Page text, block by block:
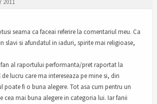
2011
seama ca faceai referire la comentariul meu. Ca
slavi si afundatul in iaduri, spirite mai religioase,
al raportului performanta/pret raportat la
lucru care ma intereseaza pe mine si, din
poate fi o buna alegere. Tot asa cum pentru un
cea mai buna alegere in categoria lui. Iar fanii